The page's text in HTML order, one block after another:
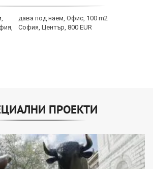
дава под наем, Офис, 100 m2
София, Център, 800 EUR
ПРОЕКТИ